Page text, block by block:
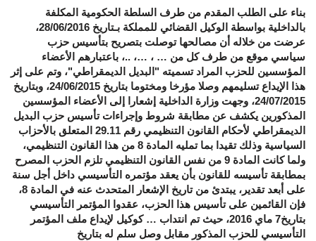
بناء على الطلب المقدم من طرف السلطة الحكومية المكلفة
بالداخلية بواسطة الوكيل القضائي للمملكة بـتاريخ 28/06/2016،
عرضت من خلاله أن مصالحها توصلت بتصريح بتأسيس حزب
سياسي موقع من طرف كل من … ، …، ..، باعتبارهم الأعضاء
المؤسسين للحزب المراد تسميته "البديل الديمقراطي"، وتم على إثر
هذا الإيداع تسليمهم وصلا مؤرخا ومختوما بتاريخ 24/06/2015، وبتاريخ
24/07/2015، وجهت وزارة الداخلية إشعارا إلى الأعضاء المؤسسين
المذكورين يكشف عن مطابقة شروط وإجراءات تأسيس حزب البديل
الديمقراطي لأحكام القانون التنظيمي رقم 29.11 المتعلق بالأحزاب
السياسية وذلك تقيدا بما تمليه المادة 8 من هذا القانون التنظيمي،
ولما كانت المادة 9 من نفس القانون التنظيمي تلزم الحزب المصرح
بمطابقة تأسيسه للقانون بأن يعقد مؤتمره التأسيسي داخل أجل سنة
على أبعد تقدير، يبتدئ من تاريخ الإشعار المتحدث عنه في المادة 8،
فإن القائمين على تأسيس هذا الحزب، عقدوا المؤتمر التأسيسي
بتاريخ7 ماي 2016، حيث تم انتداب … كوكيل لإيداع ملف المؤتمر
التأسيسي للحزب المذكور مقابل وصل سلم له بتاريخ